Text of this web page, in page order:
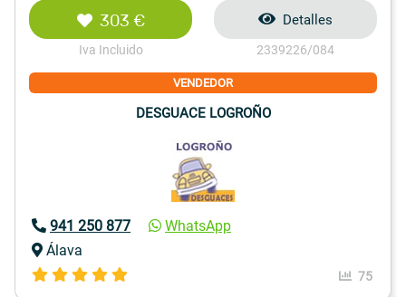
303 €
Iva Incluido
Detalles
2339226/084
VENDEDOR
DESGUACE LOGROÑO
941 250 877
WhatsApp
Álava
75